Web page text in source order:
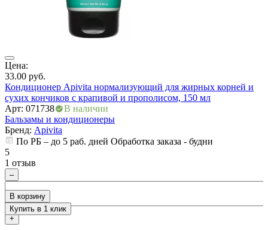
Цена:
33.00 руб.
Кондиционер Apivita нормализующий для жирных корней и
сухих кончиков с крапивой и прополисом, 150 мл
Арт: 071738
В наличии
Бальзамы и кондиционеры
Бренд: Apivita
По РБ – до 5 раб. дней Обработка заказа - будни
5
1 отзыв
–
+
В корзину
Купить в 1 клик